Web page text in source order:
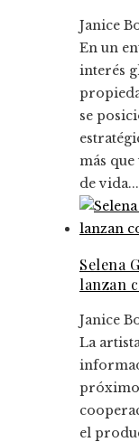
Janice
En un
interés
se
más
de vida...
Selena
lanzan
Janice
La
próximo
el